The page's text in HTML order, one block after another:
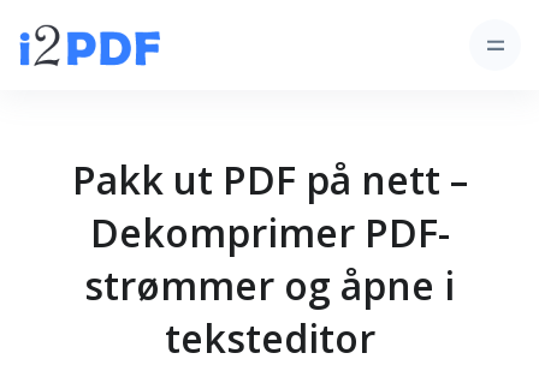
Pakk ut PDF på nett –
Dekomprimer PDF-
strømmer og åpne i
teksteditor